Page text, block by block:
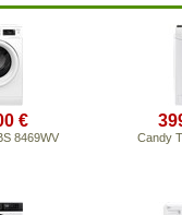
€
8469WV Candy